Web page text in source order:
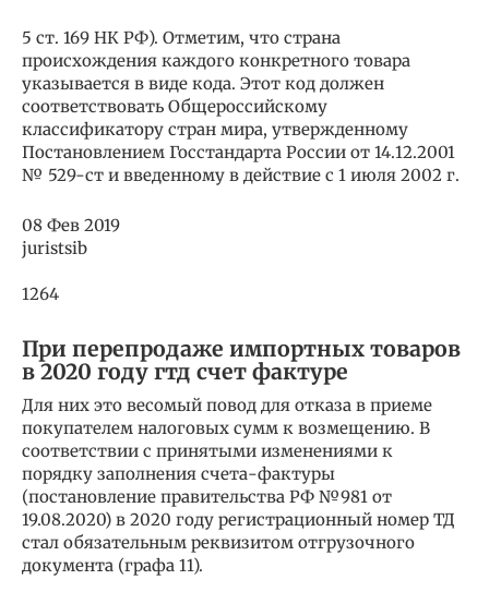
5 ст. 169 НК РФ). Отме­тим, что страна
происхождения каждого конкретного то­вара
указывается в виде кода. Этот код должен
соответст­вовать Общероссийскому
классификатору стран мира, ут­вержденному
Постановлением Госстандарта России от 14.12.2001
№ 529-ст и введенному в действие с 1 июля 2002 г.
08 Фев 2019
juristsib
1264
При перепродаже импортных товаров
в 2020 году гтд счет фактуре
Для них это весомый повод для отказа в приеме
покупателем налоговых сумм к возмещению. В
соответствии с принятыми изменениями к
порядку заполнения счета-фактуры
(постановление правительства РФ №981 от
19.08.2020) в 2020 году регистрационный номер ТД
стал обязательным реквизитом отгрузочного
документа (графа 11).